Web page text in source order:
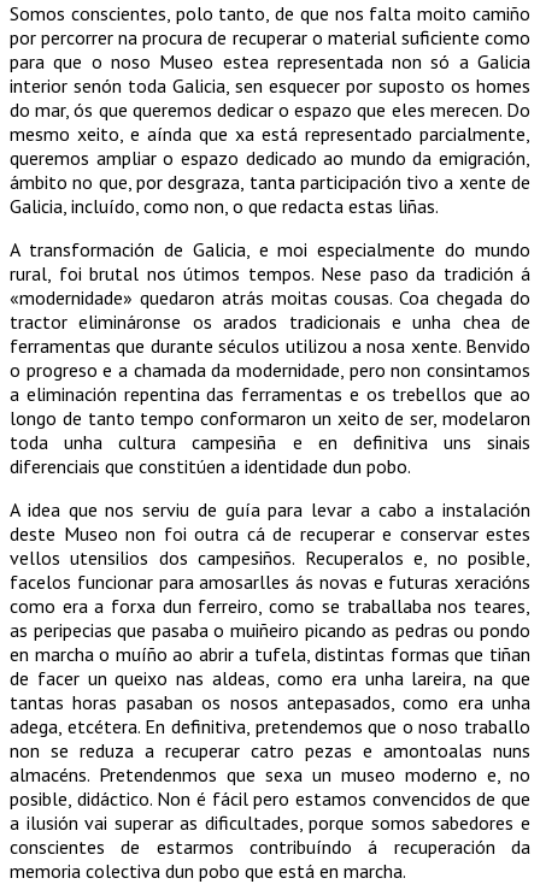
Somos conscientes, polo tanto, de que nos falta moito camiño
por percorrer na procura de recuperar o material suficiente como
para que o noso Museo estea representada non só a Galicia
interior senón toda Galicia, sen esquecer por suposto os homes
do mar, ós que queremos dedicar o espazo que eles merecen. Do
mesmo xeito, e aínda que xa está representado parcialmente,
queremos ampliar o espazo dedicado ao mundo da emigración,
ámbito no que, por desgraza, tanta participación tivo a xente de
Galicia, incluído, como non, o que redacta estas liñas.
A transformación de Galicia, e moi especialmente do mundo
rural, foi brutal nos útimos tempos. Nese paso da tradición á
«modernidade» quedaron atrás moitas cousas. Coa chegada do
tractor elimináronse os arados tradicionais e unha chea de
ferramentas que durante séculos utilizou a nosa xente. Benvido
o progreso e a chamada da modernidade, pero non consintamos
a eliminación repentina das ferramentas e os trebellos que ao
longo de tanto tempo conformaron un xeito de ser, modelaron
toda unha cultura campesiña e en definitiva uns sinais
diferenciais que constitúen a identidade dun pobo.
A idea que nos serviu de guía para levar a cabo a instalación
deste Museo non foi outra cá de recuperar e conservar estes
vellos utensilios dos campesiños. Recuperalos e, no posible,
facelos funcionar para amosarlles ás novas e futuras xeracións
como era a forxa dun ferreiro, como se traballaba nos teares,
as peripecias que pasaba o muiñeiro picando as pedras ou pondo
en marcha o muíño ao abrir a tufela, distintas formas que tiñan
de facer un queixo nas aldeas, como era unha lareira, na que
tantas horas pasaban os nosos antepasados, como era unha
adega, etcétera. En definitiva, pretendemos que o noso traballo
non se reduza a recuperar catro pezas e amontoalas nuns
almacéns. Pretendenmos que sexa un museo moderno e, no
posible, didáctico. Non é fácil pero estamos convencidos de que
a ilusión vai superar as dificultades, porque somos sabedores e
conscientes de estarmos contribuíndo á recuperación da
memoria colectiva dun pobo que está en marcha.